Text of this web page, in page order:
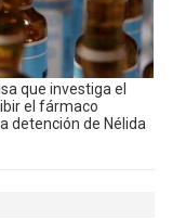
que investiga el
el fármaco
detención de Nélida